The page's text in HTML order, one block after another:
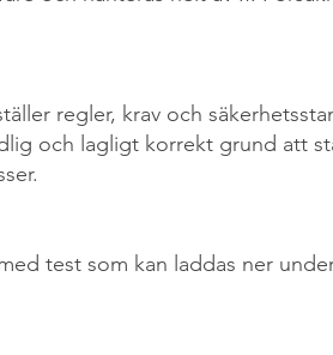
regler, krav och
och lagligt korrekt grund att
test som kan laddas ner